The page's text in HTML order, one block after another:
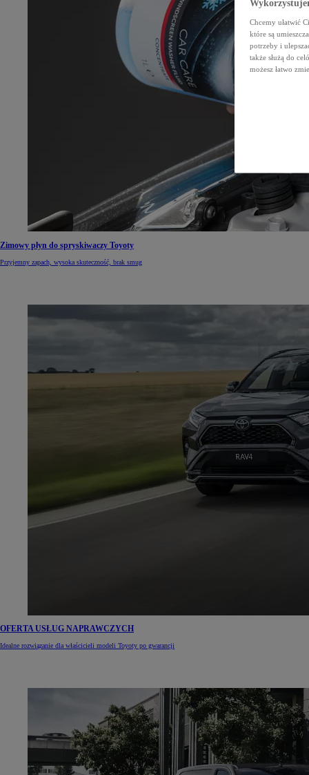
Zimowy płyn do spryskiwaczy Toyoty
Przyjemny zapach, wysoka skuteczność, brak smug
OFERTA USŁUG NAPRAWCZYCH
Idealne rozwiązanie dla właścicieli modeli Toyoty po gwarancji
Chcemy ułatwić
które są
potrzeby i
także służą do
możesz łatwo